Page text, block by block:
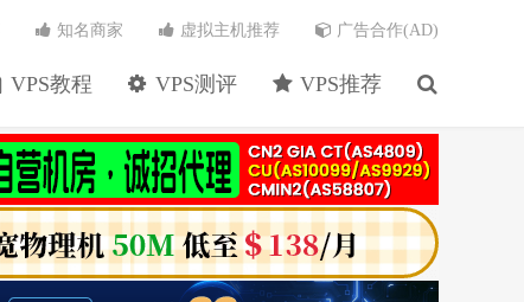
VPS教程 VPS测评 VPS推荐
知名商家 虚拟主机推荐 广告合作(AD)